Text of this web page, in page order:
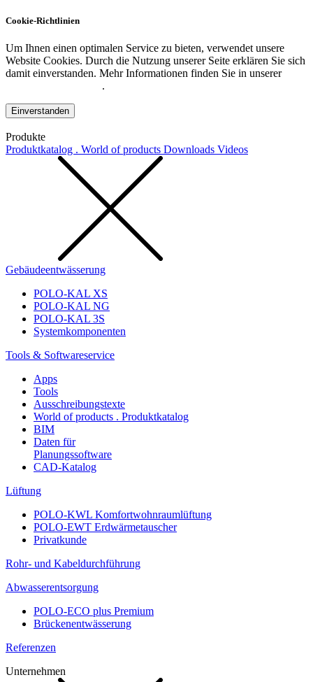
Cookie-Richtlinien
Um Ihnen einen optimalen Service zu bieten, verwendet unsere
Website Cookies. Durch die Nutzung unserer Seite erklären Sie sich
damit einverstanden. Mehr Informationen finden Sie in unserer
.
Einverstanden
Produkte
Produktkatalog . World of products Downloads Videos
Gebäudeentwässerung
POLO-KAL XS
POLO-KAL NG
POLO-KAL 3S
Systemkomponenten
Tools & Softwareservice
Apps
Tools
Ausschreibungstexte
World of products . Produktkatalog
BIM
Daten für
Planungssoftware
CAD-Katalog
Lüftung
POLO-KWL Komfortwohnraumlüftung
POLO-EWT Erdwärmetauscher
Privatkunde
Rohr- und Kabeldurchführung
Abwasserentsorgung
POLO-ECO plus Premium
Brückenentwässerung
Referenzen
Unternehmen